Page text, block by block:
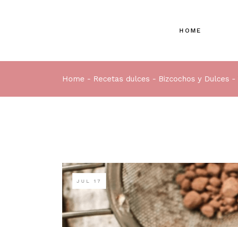
HOME
Home Recetas dulces Bizcochos y Dulces
JUL 17